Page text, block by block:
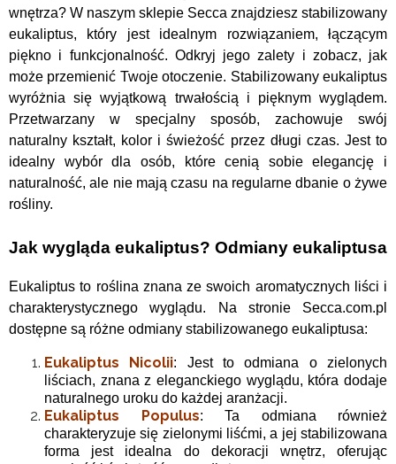
wnętrza? W naszym sklepie Secca znajdziesz stabilizowany
eukaliptus, który jest idealnym rozwiązaniem, łączącym
piękno i funkcjonalność. Odkryj jego zalety i zobacz, jak
może przemienić Twoje otoczenie. Stabilizowany eukaliptus
wyróżnia się wyjątkową trwałością i pięknym wyglądem.
Przetwarzany w specjalny sposób, zachowuje swój
naturalny kształt, kolor i świeżość przez długi czas. Jest to
idealny wybór dla osób, które cenią sobie elegancję i
naturalność, ale nie mają czasu na regularne dbanie o żywe
rośliny.
Jak wygląda eukaliptus? Odmiany eukaliptusa
Eukaliptus to roślina znana ze swoich aromatycznych liści i
charakterystycznego wyglądu. Na stronie Secca.com.pl
dostępne są różne odmiany stabilizowanego eukaliptusa:
Eukaliptus Nicolii: Jest to odmiana o zielonych
liściach, znana z eleganckiego wyglądu, która dodaje
naturalnego uroku do każdej aranżacji.
Eukaliptus Populus: Ta odmiana również
charakteryzuje się zielonymi liśćmi, a jej stabilizowana
forma jest idealna do dekoracji wnętrz, oferując